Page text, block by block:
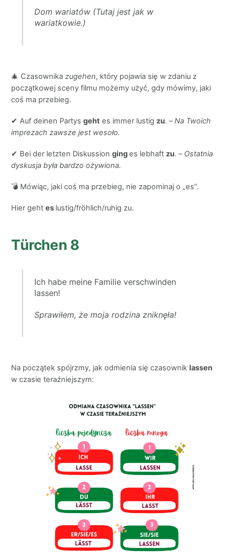
Dom wariatów (Tutaj jest jak w
wariatkowie.)
🎄 Czasownikazugehen, który pojawia się w zdaniu z
początkowej sceny filmu możemy użyć, gdy mówimy, jaki
coś ma przebieg.
✔ Auf deinen Partysgeht es immer lustigzu. –Na Twoich
imprezach zawsze jest wesoło.
✔ Bei der letzten Diskussionginges lebhaftzu. – Ostatnia
dyskusja była bardzo ożywiona.
💣 Mówiąc, jaki coś ma przebieg, nie zapominaj o „es”.
Hier gehtes lustig/fröhlich/ruhig zu.
Türchen 8
Ich habe meine Familie verschwinden
lassen!
Sprawiłem, że moja rodzina zniknęła!
Na początek spójrzmy, jak odmienia się czasownik lassen
w czasie teraźniejszym: